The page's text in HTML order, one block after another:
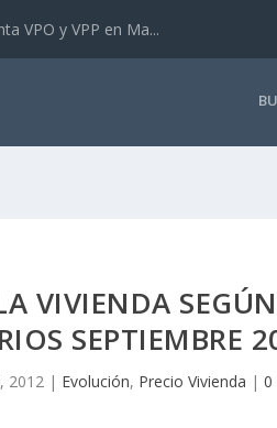
VPO y VPP en Ma...
VIVIENDA
SEPTIEMBRE
2012| Evolución, Precio Vivienda | 0